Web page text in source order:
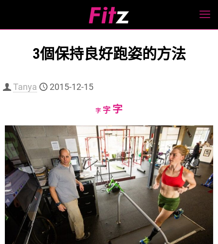
3個保持良好跑姿的方法
Tanya 2015-12-15
字Decrease
size.
字Reset
size.
字Increase
size.